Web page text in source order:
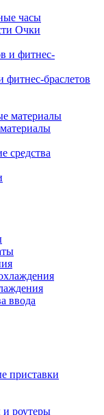
часы
Очки
фитнес-браслетов
средства
ввода
приставки
роутеры